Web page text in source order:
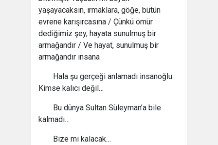
yaşayacaksın, ırmaklara, göğe, bütün
evrene karışırcasına / Çünkü ömür
dediğimiz şey, hayata sunulmuş bir
armağandır / Ve hayat, sunulmuş bir
armağandır insana
Hala şu gerçeği anlamadı insanoğlu:
Kimse kalıcı değil…
Bu dünya Sultan Süleyman’a bile
kalmadı…
Bize mi kalacak…